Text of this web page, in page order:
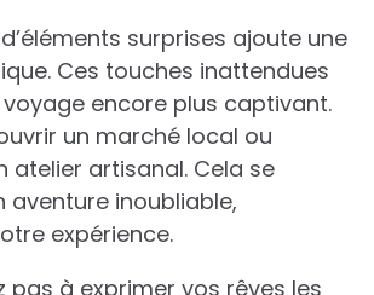
surprises ajoute une
Ces touches inattendues
encore plus captivant.
un marché local ou
atelier artisanal. Cela se
aventure inoubliable,
expérience.
pas à exprimer vos rêves les